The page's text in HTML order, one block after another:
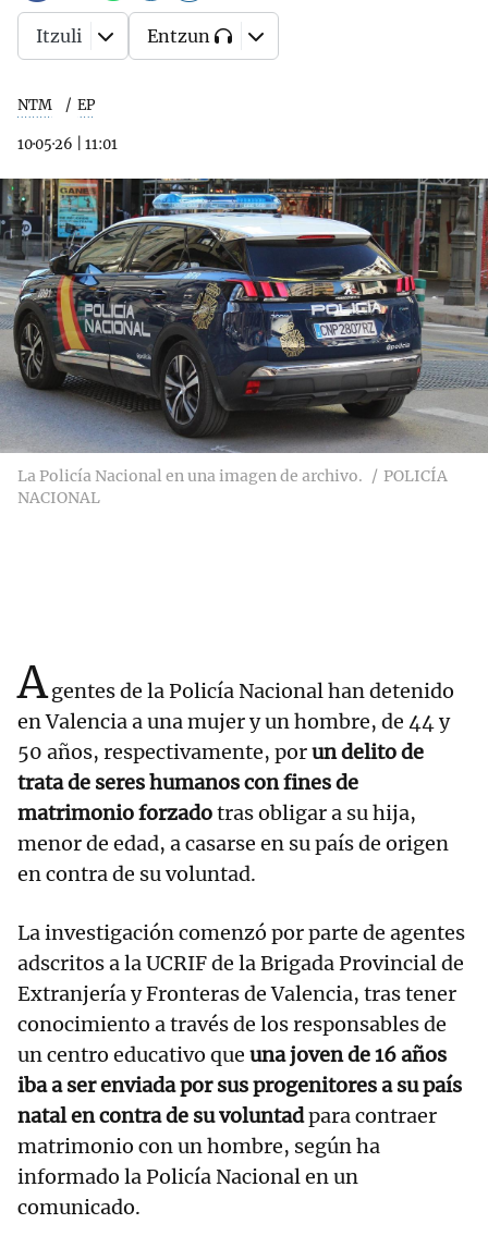
NTM EP
10·05·26 11:01
Itzuli Entzun
La Policía Nacional en una imagen de archivo.
POLICÍA
NACIONAL
Agentes de la Policía Nacional han detenido
en Valencia a una mujer y un hombre, de 44 y
50 años, respectivamente, porun delito de
trata de seres humanos con fines de
matrimonio forzadotras obligar a su hija,
menor de edad, a casarse en su país de origen
en contra de su voluntad.
La investigación comenzó por parte de agentes
adscritos a la UCRIF de la Brigada Provincial de
Extranjería y Fronteras de Valencia, tras tener
conocimiento a través de los responsables de
un centro educativo que una joven de 16 años
iba a ser enviada por sus progenitores a su país
natal en contra de su voluntadpara contraer
matrimonio con un hombre, según ha
informado la Policía Nacional en un
comunicado.